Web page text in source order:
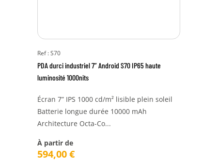
Ref : S70
PDA durci industriel 7” Android S70 IP65 haute
luminosité 1000nits
Écran 7” IPS 1000 cd/m² lisible plein soleil
Batterie longue durée 10000 mAh
Architecture Octa-Co...
À partir de
594,00€